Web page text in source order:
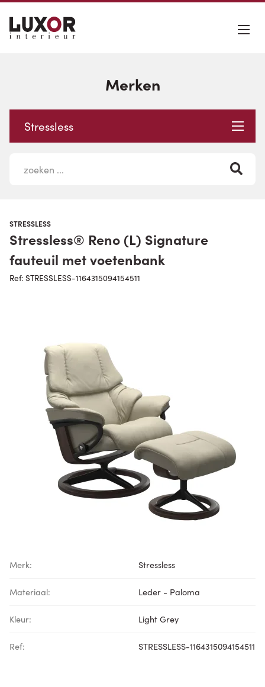
Merken
Stressless
STRESSLESS
Stressless® Reno (L) Signature
fauteuil met voetenbank
Ref: STRESSLESS-1164315094154511
Merk: Stressless
Materiaal: Leder - Paloma
Kleur: Light Grey
Ref: STRESSLESS-1164315094154511